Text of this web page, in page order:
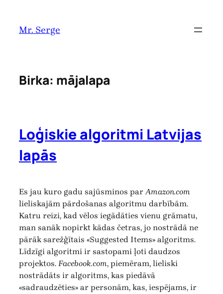
saturu
Mr. Serge
Birka: mājalapa
Loģiskie algoritmi Latvijas
lapās
Es jau kuro gadu sajūsminos parAmazon.com
lieliskajām pārdošanas algoritmu darbībām.
Katru reizi, kad vēlos iegādāties vienu grāmatu,
man sanāk nopirkt kādas četras, jo nostrādā ne
pārāk sarežģītais «Suggested Items» algoritms.
Līdzīgi algoritmi ir sastopami ļoti daudzos
projektos. Facebook.com, piemēram, lieliski
nostrādāts ir algoritms, kas piedāvā
«sadraudzēties» ar personām, kas, iespējams, ir